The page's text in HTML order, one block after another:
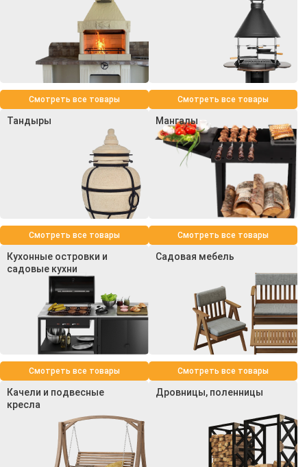
Смотреть все товары Смотреть все товары
Тандыры
Смотреть все товары
Мангалы
Смотреть все товары
Кухонные островки и
садовые кухни
Смотреть все товары
Садовая мебель
Смотреть все товары
Качели и подвесные
кресла
Дровницы, поленницы